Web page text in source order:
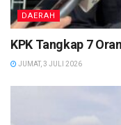
DAERAH
KPK Tangkap 7
JUMAT, 3 JULI 2026